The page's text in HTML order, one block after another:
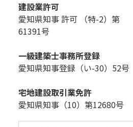
建設業許可
愛知県知事 許可 （特-2）第
61391号
一級建築士事務所登録
愛知県知事登録（い-30）52号
宅地建設取引業免許
愛知県知事（10）第12680号